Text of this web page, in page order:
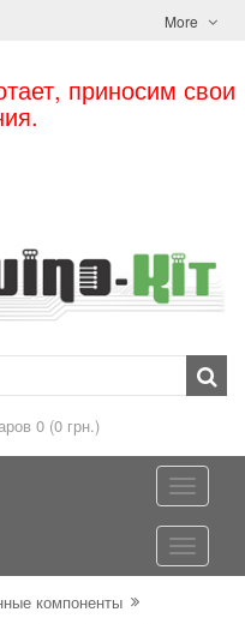
More
приносим свои
0 (0 грн.)
компоненты